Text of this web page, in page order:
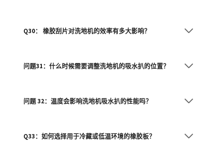
Q30： 橡胶刮片对洗地机的效率有多大影响？
问题31：什么时候需要调整洗地机的吸水扒的位置？
问题 32：温度会影响洗地机吸水扒的性能吗？
Q33：如何选择用于冷藏或低温环境的橡胶板？